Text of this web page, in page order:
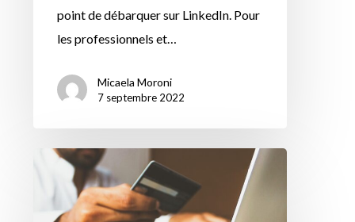
point de débarquer sur LinkedIn. Pour
les professionnels et…
Micaela Moroni
7 septembre 2022
Voici